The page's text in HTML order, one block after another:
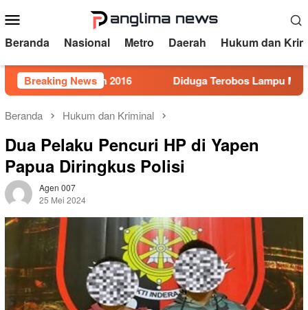
ke
kontenMobile
Beranda Nasional Metro Daerah Hukum dan
Breaking News
5 Tahun 2016 Diduga Terobos Lampu Merah,
Beranda Hukum dan Kriminal
Dua Pelaku Pencuri HP di Yapen
Papua Diringkus Polisi
Agen 007
25 Mei 2024